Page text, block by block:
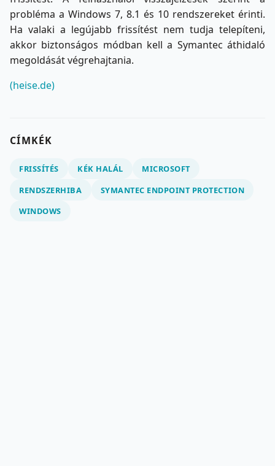
probléma a Windows 7, 8.1 és 10 rendszereket érinti.
Ha valaki a legújabb frissítést nem tudja telepíteni,
akkor biztonságos módban kell a Symantec áthidaló
megoldását végrehajtania.
(heise.de)
CÍMKÉK
FRISSÍTÉS KÉK HALÁL
MICROSOFT
RENDSZERHIBA
SYMANTEC ENDPOINT PROTECTION
WINDOWS